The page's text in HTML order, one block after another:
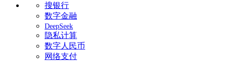
搜银行
数字金融
DeepSeek
隐私计算
数字人民币
网络支付